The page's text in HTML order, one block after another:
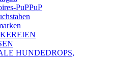
PuPPuP
HUNDEDROPS,